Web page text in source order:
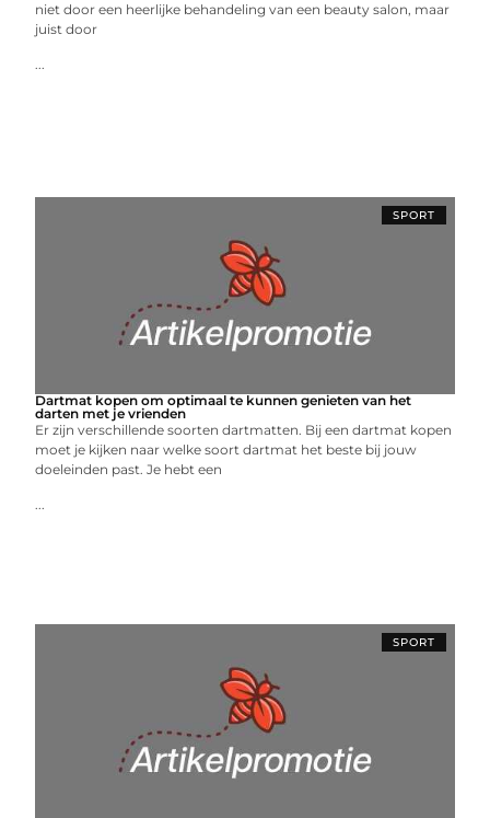
niet door een heerlijke behandeling van een beauty salon, maar
juist door
...
SPORT
Dartmat kopen om optimaal te kunnen genieten van het
darten met je vrienden
Er zijn verschillende soorten dartmatten. Bij een dartmat kopen
moet je kijken naar welke soort dartmat het beste bij jouw
doeleinden past. Je hebt een
...
SPORT